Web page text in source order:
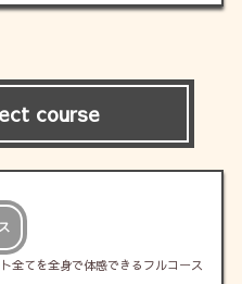
course
全てを全身で体感できるフルコース